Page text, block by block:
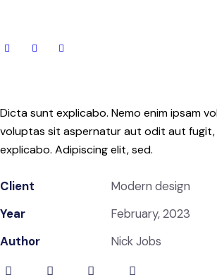
Dicta sunt explicabo. Nemo enim ipsam
voluptas sit aspernatur aut odit aut fugit,
explicabo. Adipiscing elit, sed.
Client
Modern design
Year
February, 2023
Author
Nick Jobs